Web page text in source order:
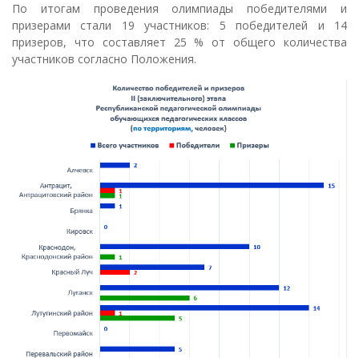
По итогам проведения олимпиады победителями и
призерами стали 19 участников: 5 победителей и 14
призеров, что составляет 25 % от общего количества
участников согласно Положения.